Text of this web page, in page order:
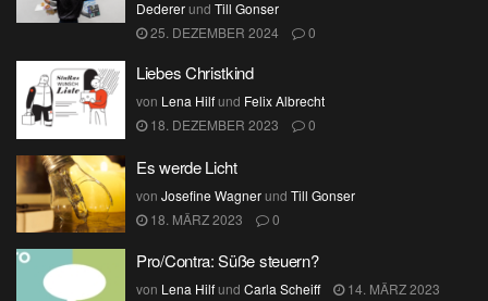
Dedererund Till Gonser
25. DEZEMBER 2024
0
Liebes Christkind
von Lena Hilfund Felix Albrecht
18. DEZEMBER 2023
0
Es werde Licht
von Josefine Wagnerund Till Gonser
18. MÄRZ 2023
0
Pro/Contra: Süße steuern?
von Lena Hilfund Carla Scheiff
14. MÄRZ 2023